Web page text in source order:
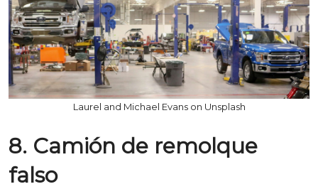
Laurel and Michael Evans on Unsplash
8. Camión de remolque
falso